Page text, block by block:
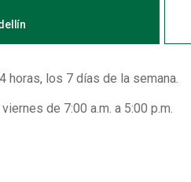
horas, los 7 días de la semana.
de 7:00 a.m. a 5:00 p.m.